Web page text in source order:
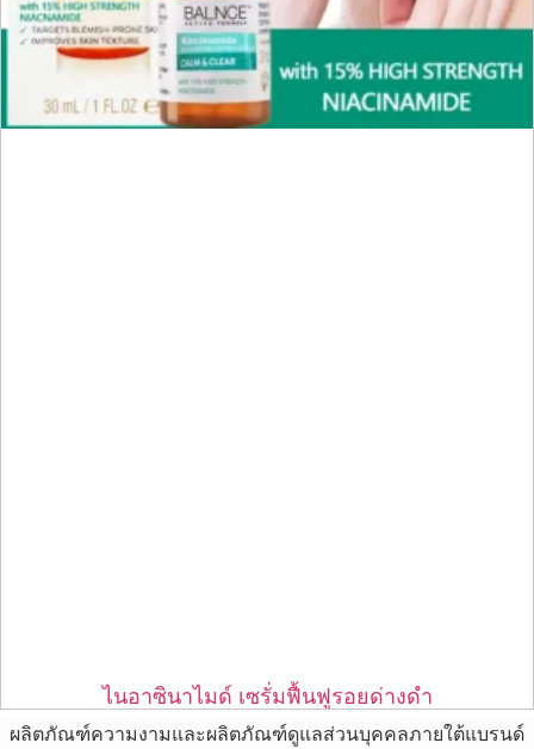
ไนอาซินาไมด์ เซรั่มฟื้นฟูรอยด่างดำ
ผลิตภัณฑ์ความงามและผลิตภัณฑ์ดูแลส่วนบุคคลภายใต้แบรนด์